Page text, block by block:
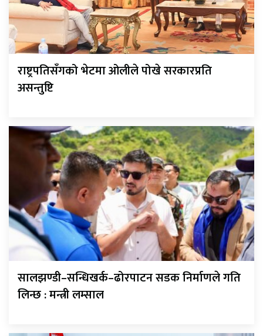
राष्ट्रपतिसँगको भेटमा ओलीले पोखे सरकारप्रति
असन्तुष्टि
सालझण्डी–सन्धिखर्क–ढोरपाटन सडक निर्माणले गति
लिन्छ : मन्त्री लम्साल